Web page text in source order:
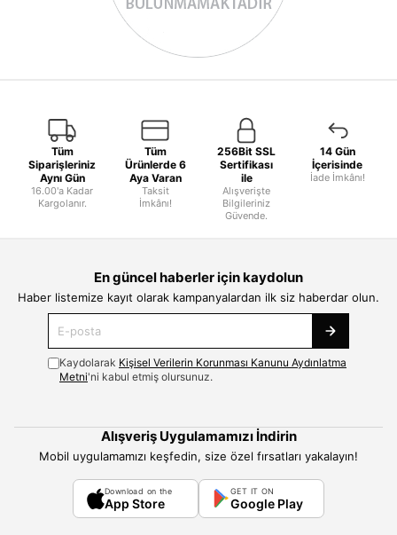
Tüm
Siparişleriniz
Aynı Gün
16.00'a Kadar
Kargolanır.
Tüm
Ürünlerde 6
Aya Varan
Taksit
İmkânı!
256Bit SSL
Sertifikası
ile
Alışverişte
Bilgileriniz
Güvende.
14 Gün
İçerisinde
İade İmkânı!
En güncel haberler için kaydolun
Haber listemize kayıt olarak kampanyalardan ilk siz haberdar olun.
Kaydolarak Kişisel Verilerin Korunması Kanunu Aydınlatma
Metni'ni kabul etmiş olursunuz.
Alışveriş Uygulamamızı İndirin
Mobil uygulamamızı keşfedin, size özel fırsatları yakalayın!
Download on the
App Store
GET IT ON
Google Play